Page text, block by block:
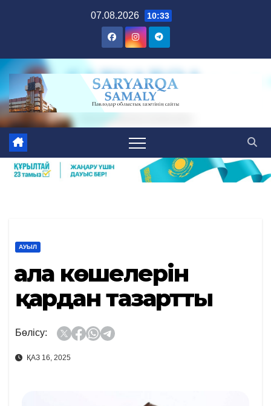
07.08.2026 10:33
АУЫЛ
Қала көшелерін
қардан тазартты
Бөлісу:
ҚАЗ 16, 2025